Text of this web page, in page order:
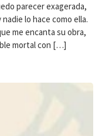
parecer exagerada,
lo hace como ella.
me encanta su obra,
mortal con […]